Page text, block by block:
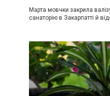
Марта мовчки закрила
санаторію в Закарпатті й